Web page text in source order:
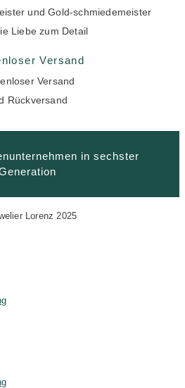
und Gold-schmiedemeister
Liebe zum Detail
Versand
Versand
Rückversand
in sechster
Lorenz 2025